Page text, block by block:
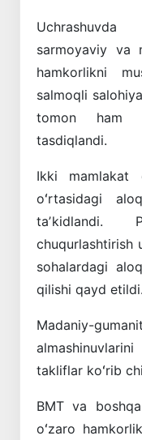
sarmoyaviy va
hamkorlikni
salmoqli
tomon ham
tasdiqlandi.
Ikki mamlakat
oʻrtasidagi
taʼkidlandi.
chuqurlashtirish
sohalardagi
qilishi qayd etildi.
Madaniy-
takliflar koʻrib
BMT va
oʻzaro